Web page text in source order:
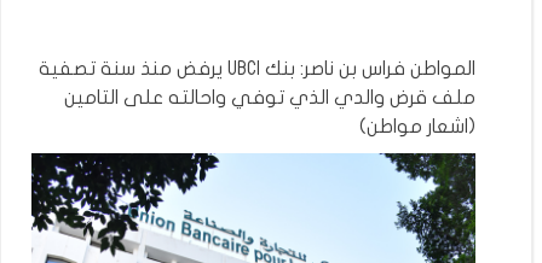
المواطن فراس بن ناصر: بنك UBCI يرفض منذ سنة تصفية
ملف قرض والدي الذي توفي واحالته على التامين
(اشعار مواطن)